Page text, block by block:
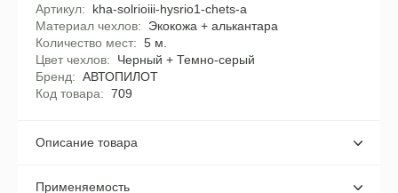
Артикул
kha-solrioiii-hysrio1-chets-a
Материал чехлов
Экокожа + алькантара
Количество мест
5 м.
Цвет чехлов
Черный + Темно-серый
Бренд
АВТОПИЛОТ
Код товара
709
Описание товара
Применяемость